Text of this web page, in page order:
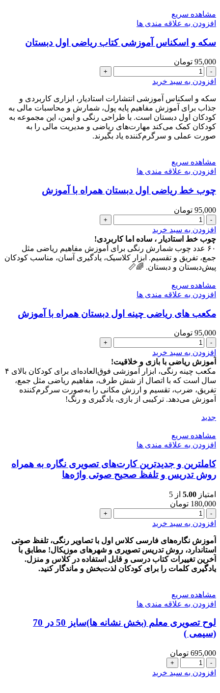
مشاهده سریع
افزودن به علاقه مندی ها
سکه و اسکناس آموزشی کتاب ریاضی اول دبستان
95,000 تومان
سکه
و
آموزشی
کتاب
ریاضی
اول
دبستان
افزودن به سبد خرید
سکه و اسکناس آموزشی انتشارات استادیار، ابزاری کاربردی و
جذاب برای آموزش مفاهیم پایه پول، شمارش و محاسبات مالی به
کودکان اول دبستان است. با طراحی رنگی و ایمن، این مجموعه به
کودکان کمک می‌کند مهارت‌های ریاضی و مدیریت مالی را به
صورت عملی و سرگرم‌کننده یاد بگیرند.
مشاهده سریع
افزودن به علاقه مندی ها
چوب خط ریاضی اول دبستان همراه با آموزش
95,000 تومان
چوب
خط
ریاضی
اول
دبستان
همراه
آموزش
عدد
افزودن به سبد خرید
چوب خط استادیار ، ساده اما کاربردی!
۶۰ عدد چوب شمارش رنگی برای آموزش مفاهیم ریاضی مثل
جمع، تفریق و تقسیم. ابزار کلاسیک، یادگیری آسان، مناسب کودکان
پیش‌دبستان و دبستان. 🌈📏
مشاهده سریع
افزودن به علاقه مندی ها
مکعب های ریاضی چینه اول دبستان همراه با آموزش
95,000 تومان
مکعب
های
ریاضی
چینه
اول
دبستان
همراه
آموزش
افزودن به سبد خرید
آموزش ریاضی با بازی و خلاقیت!
مکعب چینه رنگی، ابزار آموزشی فوق‌العاده‌ای برای کودکان بالای ۴
سال است که با اتصال از شش طرف، مفاهیم ریاضی مثل جمع،
تفریق، ضرب، تقسیم و ارزش مکانی را به‌صورت سرگرم‌کننده
آموزش می‌دهد. ترکیبی از بازی، یادگیری و رنگ!
جدید
مشاهده سریع
افزودن به علاقه مندی ها
کاملترین و جدیدترین کارت‌های تصویری نگاره به همراه
روش تدریس و تلفظ صحیح صوتی واژه‌ها
امتیاز 5.00 از 5
180,000 تومان
کاملترین
و
کارت‌های
تصویری
نگاره
به
تدریس
و
صحیح
صوتی
عدد
افزودن به سبد خرید
آموزش نگاره‌های فارسی کلاس اول با تصاویر رنگی، تلفظ صوتی
استاندارد، روش تدریس تصویری و شهرهای موزیکال! مطابق با
آخرین تغییرات کتاب درسی و قابل استفاده در کلاس و منزل.
یادگیری کلمات را برای کودکان لذت‌بخش و ماندگار کنید.
مشاهده سریع
افزودن به علاقه مندی ها
لوح تصويری معلم (بخش نشانه ها)سایز 50 در 70
(سیمی )
695,000 تومان
لوح
تصويری
افزودن به سبد خرید